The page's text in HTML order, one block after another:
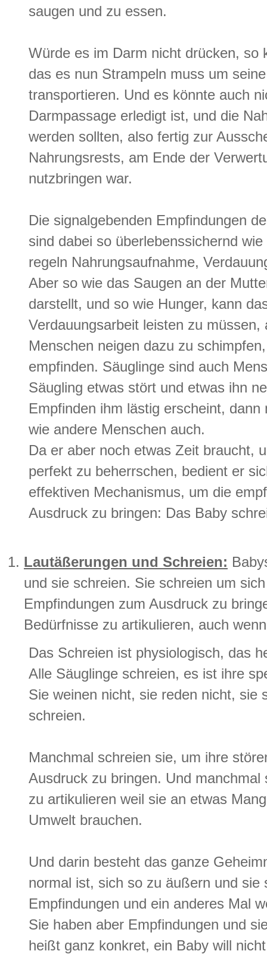
saugen und zu essen.
Würde es im Darm nicht drücken, so
das es nun Strampeln muss um
transportieren. Und es könnte auch
Darmpassage erledigt ist, und die
werden sollten, also fertig zur
Nahrungsrests, am Ende der
nutzbringen war.
Die signalgebenden Empfindungen
sind dabei so überlebenssichernd
regeln Nahrungsaufnahme,
Aber so wie das Saugen an der
darstellt, und so wie Hunger, kann
Verdauungsarbeit leisten zu
Menschen neigen dazu zu
empfinden. Säuglinge sind auch
Säugling etwas stört und etwas ihn
Empfinden ihm lästig erscheint,
wie andere Menschen auch.
Da er aber noch etwas Zeit braucht,
perfekt zu beherrschen, bedient er
effektiven Mechanismus, um die
Ausdruck zu bringen: Das Baby
Lautäßerungen und Schreien:
und sie schreien. Sie schreien um
Empfindungen zum Ausdruck zu
Bedürfnisse zu artikulieren, auch
Das Schreien ist physiologisch, das
Alle Säuglinge schreien, es ist ihre
Sie weinen nicht, sie reden nicht, sie
schreien.
Manchmal schreien sie, um ihre
Ausdruck zu bringen. Und
zu artikulieren weil sie an etwas
Umwelt brauchen.
Und darin besteht das ganze
normal ist, sich so zu äußern und sie
Empfindungen und ein anderes Mal
Sie haben aber Empfindungen und
heißt ganz konkret, ein Baby will